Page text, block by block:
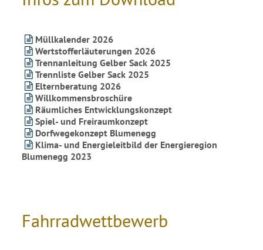
Müllkalender 2026
Wertstofferläuterungen 2026
Trennanleitung Gelber Sack 2025
Trennliste Gelber Sack 2025
Elternberatung 2026
Willkommensbroschüre
Räumliches Entwicklungskonzept
Spiel- und Freiraumkonzept
Dorfwegekonzept Blumenegg
Klima- und Energieleitbild der Energieregion
Blumenegg 2023
Fahrradwettbewerb